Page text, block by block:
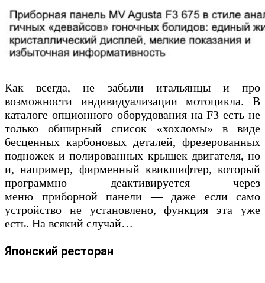
Как всегда, не забыли итальянцы и про
возможности индивидуализации мотоцикла. В
каталоге опционного оборудования на F3 есть не
только обширный список «хохломы» в виде
бесценных карбоновых деталей, фрезерованных
подножек и полированных крышек двигателя, но
и, например, фирменный квикшифтер, который
программно деактивируется через
меню приборной панели — даже если само
устройство не установлено, функция эта уже
есть. На всякий случай…
Японский ресторан